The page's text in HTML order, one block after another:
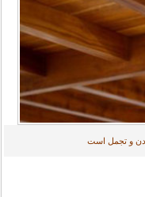
و تجمل است